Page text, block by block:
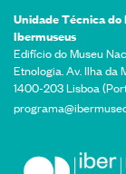
Unidade Técnica do
Ibermuseus
Edifício do Museu
Etnologia. Av. Ilha da
1400-203 Lisboa